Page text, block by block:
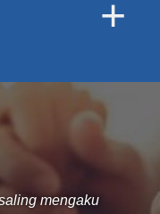
mengaku